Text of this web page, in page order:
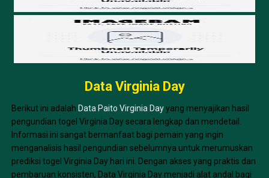
Data Virginia Day
Berikut ini adalah Data Paito Virginia Dayyang menyajikan hasil
pengundian togel Virginia Day secara lengkap dan mendetail.
Informasi ini sangat bermanfaat bagi pemain yang ingin
menganalisis hasil pengundian sebelumnya untuk merumuskan
prediksi togel Virginia Day hari ini. Dengan akses yang praktis dan
pembaruan konsisten, Data Virginia Day menjadi alat andal bagi